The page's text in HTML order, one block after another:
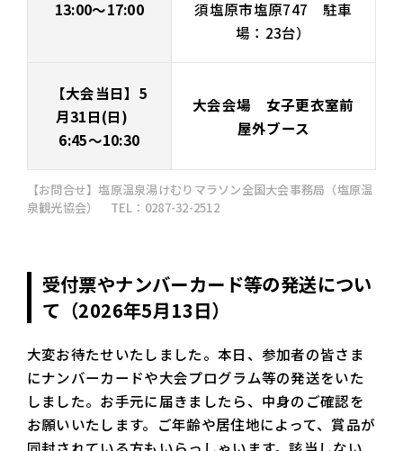
13:00～17:00
須塩原市塩原747 駐車
場：23台）
【大会当日】5
月31日(日)
6:45～10:30
大会会場 女子更衣室前
屋外ブース
【お問合せ】塩原温泉湯けむりマラソン全国大会事務局（塩原温
泉観光協会） TEL：0287-32-2512
受付票やナンバーカード等の発送につい
て（2026年5月13日）
大変お待たせいたしました。本日、参加者の皆さま
にナンバーカードや大会プログラム等の発送をいた
しました。お手元に届きましたら、中身のご確認を
お願いいたします。ご年齢や居住地によって、賞品が